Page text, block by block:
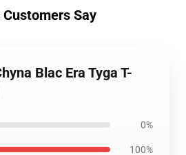
Say
Blac Era Tyga T-
0%
100%